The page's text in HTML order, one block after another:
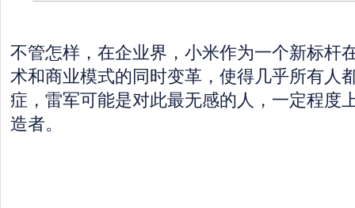
不管怎样，在企业界，小米作为一个新标杆
术和商业模式的同时变革，使得几乎所有人
症，雷军可能是对此最无感的人，一定程度
造者。